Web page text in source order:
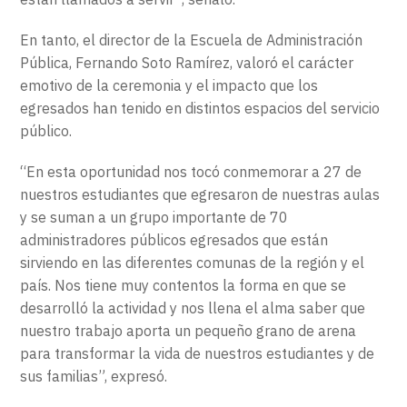
En tanto, el director de la Escuela de Administración
Pública, Fernando Soto Ramírez, valoró el carácter
emotivo de la ceremonia y el impacto que los
egresados han tenido en distintos espacios del servicio
público.
“En esta oportunidad nos tocó conmemorar a 27 de
nuestros estudiantes que egresaron de nuestras aulas
y se suman a un grupo importante de 70
administradores públicos egresados que están
sirviendo en las diferentes comunas de la región y el
país. Nos tiene muy contentos la forma en que se
desarrolló la actividad y nos llena el alma saber que
nuestro trabajo aporta un pequeño grano de arena
para transformar la vida de nuestros estudiantes y de
sus familias”, expresó.